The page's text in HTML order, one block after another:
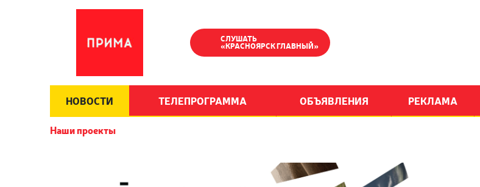
СЛУШАТЬ
«КРАСНОЯРСК ГЛАВНЫЙ»
НОВОСТИ ТЕЛЕПРОГРАММА ОБЪЯВЛЕНИЯ РЕКЛАМА
Наши проекты